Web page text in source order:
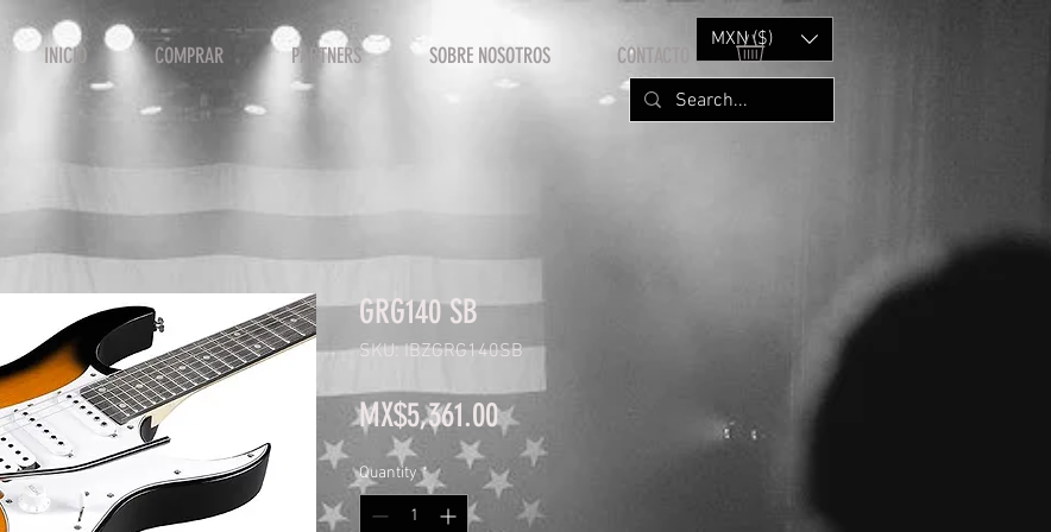
INICIO COMPRAR PARTNERS SOBRE NOSOTROS CONTACTO
MXN ($)
GRG140 SB
SKU: IBZGRG140SB
MX$5,361.00Price
Quantity *